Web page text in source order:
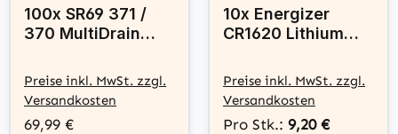
100x SR69 371 /
370 MultiDrain
Energizer 1,55 V
Preise inkl. MwSt. zzgl.
Versandkosten
69,99 €
10x Energizer
CR1620 Lithium
Batterie
Preise inkl. MwSt. zzgl.
Versandkosten
Pro Stk.: 9,20 €